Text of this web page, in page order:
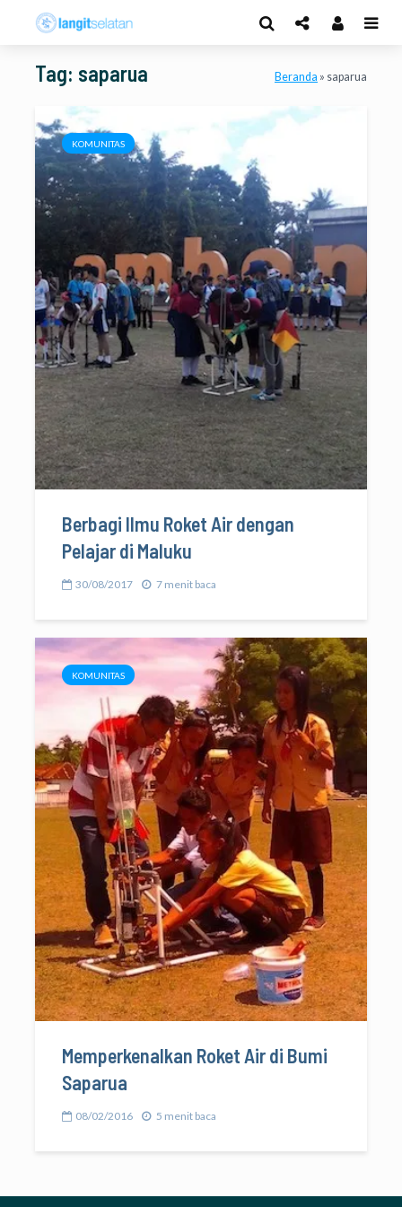
Tag: saparua Beranda » saparua
KOMUNITAS
Berbagi Ilmu Roket Air dengan
Pelajar di Maluku
30/08/2017 7 menit baca
KOMUNITAS
Memperkenalkan Roket Air di Bumi
Saparua
08/02/2016 5 menit baca